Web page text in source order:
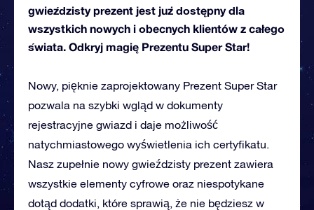
gwieździsty prezent jest już dostępny dla
wszystkich nowych i obecnych klientów z całego
świata. Odkryj magię Prezentu Super Star!
Nowy, pięknie zaprojektowany Prezent Super Star
pozwala na szybki wgląd w dokumenty
rejestracyjne gwiazd i daje możliwość
natychmiastowego wyświetlenia ich certyfikatu.
Nasz zupełnie nowy gwieździsty prezent zawiera
wszystkie elementy cyfrowe oraz niespotykane
dotąd dodatki, które sprawią, że nie będziesz w